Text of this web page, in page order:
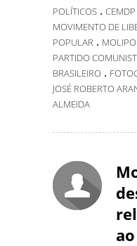
POLÍTICOS . CEMDP
MOVIMENTO DE
POPULAR . MOLIPO
PARTIDO
BRASILEIRO .
JOSÉ ROBERTO
ALMEIDA